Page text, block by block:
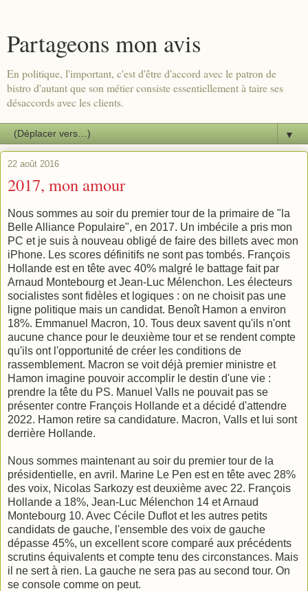
Partageons mon avis
En politique, l'important, c'est d'être d'accord avec le patron de
bistro d'autant que son métier consiste essentiellement à taire ses
désaccords avec les clients.
▼
22 août 2016
2017, mon amour
Nous sommes au soir du premier tour de la primaire de "la
Belle Alliance Populaire", en 2017. Un imbécile a pris mon
PC et je suis à nouveau obligé de faire des billets avec mon
iPhone. Les scores définitifs ne sont pas tombés. François
Hollande est en tête avec 40% malgré le battage fait par
Arnaud Montebourg et Jean-Luc Mélenchon. Les électeurs
socialistes sont fidèles et logiques : on ne choisit pas une
ligne politique mais un candidat. Benoît Hamon a environ
18%. Emmanuel Macron, 10. Tous deux savent qu'ils n'ont
aucune chance pour le deuxième tour et se rendent compte
qu'ils ont l'opportunité de créer les conditions de
rassemblement. Macron se voit déjà premier ministre et
Hamon imagine pouvoir accomplir le destin d'une vie :
prendre la tête du PS. Manuel Valls ne pouvait pas se
présenter contre François Hollande et a décidé d'attendre
2022. Hamon retire sa candidature. Macron, Valls et lui sont
derrière Hollande.
Nous sommes maintenant au soir du premier tour de la
présidentielle, en avril. Marine Le Pen est en tête avec 28%
des voix, Nicolas Sarkozy est deuxième avec 22. François
Hollande a 18%, Jean-Luc Mélenchon 14 et Arnaud
Montebourg 10. Avec Cécile Duflot et les autres petits
candidats de gauche, l'ensemble des voix de gauche
dépasse 45%, un excellent score comparé aux précédents
scrutins équivalents et compte tenu des circonstances. Mais
il ne sert à rien. La gauche ne sera pas au second tour. On
se console comme on peut.